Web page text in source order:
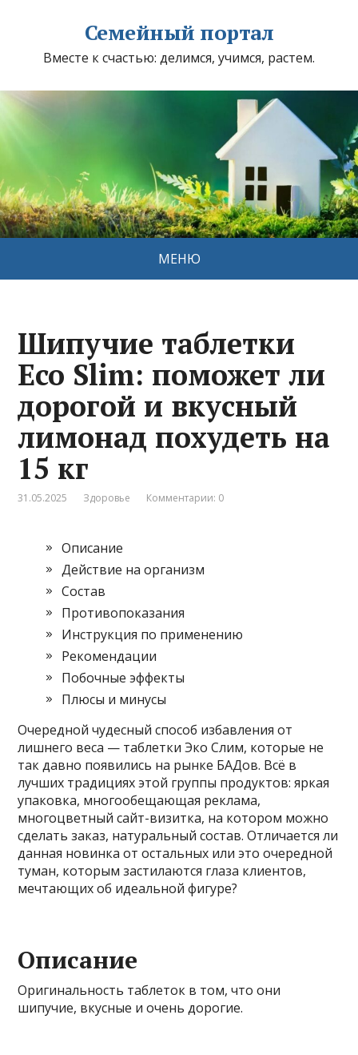
Семейный портал
Вместе к счастью: делимся, учимся, растем.
МЕНЮ
Шипучие таблетки
Eco Slim: поможет ли
дорогой и вкусный
лимонад похудеть на
15 кг
31.05.2025 Здоровье Комментарии: 0
Описание
Действие на организм
Состав
Противопоказания
Инструкция по применению
Рекомендации
Побочные эффекты
Плюсы и минусы
Очередной чудесный способ избавления от
лишнего веса — таблетки Эко Слим, которые не
так давно появились на рынке БАДов. Всё в
лучших традициях этой группы продуктов: яркая
упаковка, многообещающая реклама,
многоцветный сайт-визитка, на котором можно
сделать заказ, натуральный состав. Отличается ли
данная новинка от остальных или это очередной
туман, которым застилаются глаза клиентов,
мечтающих об идеальной фигуре?
Описание
Оригинальность таблеток в том, что они
шипучие, вкусные и очень дорогие.